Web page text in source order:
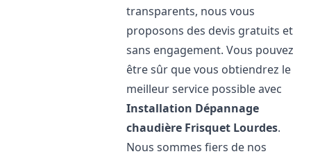
transparents, nous vous
proposons des devis gratuits et
sans engagement. Vous pouvez
être sûr que vous obtiendrez le
meilleur service possible avec
Installation Dépannage
chaudière Frisquet Lourdes.
Nous sommes fiers de nos